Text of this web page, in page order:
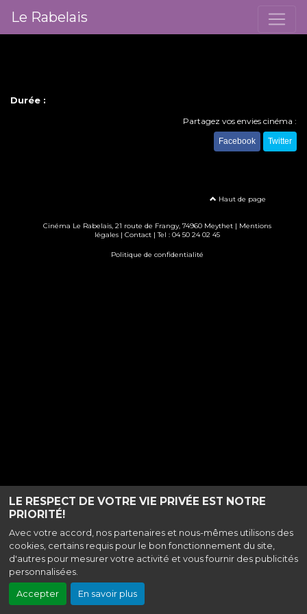
LE RESPECT DE VOTRE VIE PRIVÉE EST NOTRE
PRIORITÉ!
Avec votre accord, nos partenaires et nous-mêmes utilisons des
cookies, certains requis pour le bon fonctionnement du site,
d'autres pour mesurer votre activité et vous fournir des publicités
personnalisées.
Accepter En savoir plus
Le Rabelais
Durée :
Partagez vos envies cinéma :
Facebook Twitter
Haut de page
Cinéma Le Rabelais, 21 route de Frangy, 74960 Meythet | Mentions
légales| Contact| Tel : 04 50 24 02 45
Politique de confidentialité